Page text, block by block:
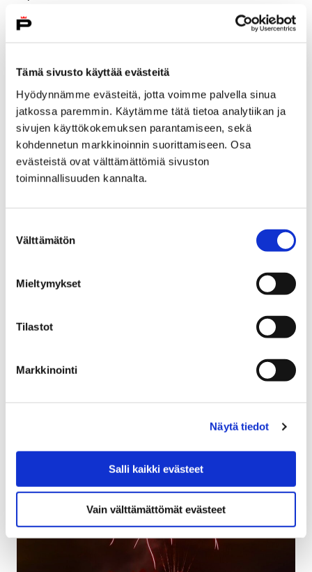
Tämä sivusto käyttää evästeitä
Hyödynnämme evästeitä, jotta voimme palvella sinua
jatkossa paremmin. Käytämme tätä tietoa analytiikan ja
sivujen käyttökokemuksen parantamiseen, sekä
kohdennetun markkinoinnin suorittamiseen. Osa
evästeistä ovat välttämättömiä sivuston
toiminnallisuuden kannalta.
valinta
Välttämätön
Mieltymykset
Tilastot
Markkinointi
Näytä tiedot
Salli kaikki evästeet
Vain välttämättömät evästeet
20 joulukuun, 2018
ylikapellimestarimme Tibor Bogányi kuvailee